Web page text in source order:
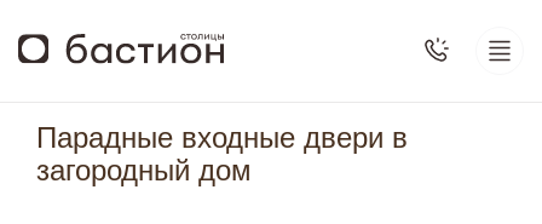
Парадные входные двери в
загородный дом